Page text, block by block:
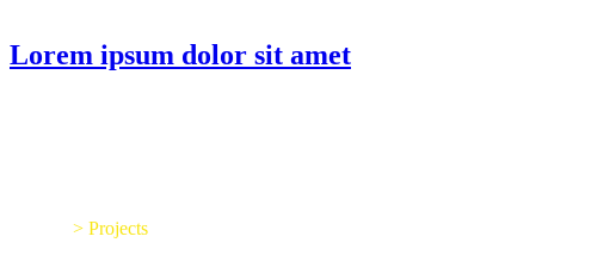
Lorem ipsum dolor sit amet
> Projects